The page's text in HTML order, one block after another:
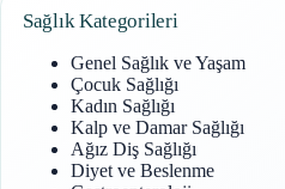
Sağlık Kategorileri
Genel Sağlık ve Yaşam
Çocuk Sağlığı
Kadın Sağlığı
Kalp ve Damar Sağlığı
Ağız Diş Sağlığı
Diyet ve Beslenme